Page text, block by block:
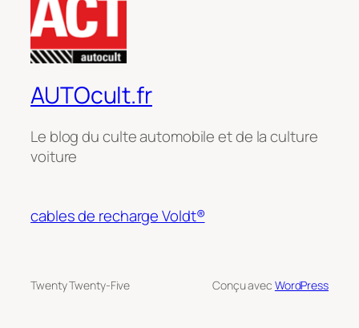
AUTOcult.fr
Le blog du culte automobile et de la culture
voiture
cables de recharge Voldt®
Twenty Twenty-Five Conçu avec WordPress